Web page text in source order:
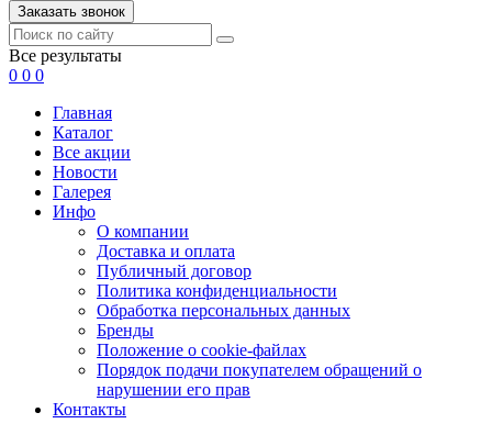
Заказать звонок
Все результаты
0 0 0
Главная
Каталог
Все акции
Новости
Галерея
Инфо
О компании
Доставка и оплата
Публичный договор
Политика конфиденциальности
Обработка персональных данных
Бренды
Положение о cookie-файлах
Порядок подачи покупателем обращений о
нарушении его прав
Контакты